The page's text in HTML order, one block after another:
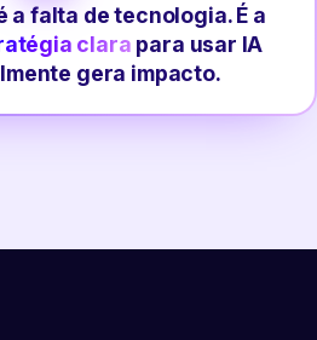
a falta de tecnologia. É a
clara para usar IA
gera impacto.